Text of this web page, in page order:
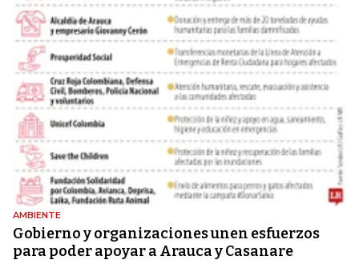
AMBIENTE
Gobierno y organizaciones unen esfuerzos
para poder apoyar a Arauca y Casanare